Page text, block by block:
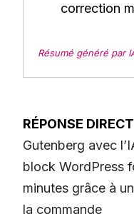
correction
Résumé généré par
RÉPONSE
Gutenberg avec
block WordPress
minutes grâce à
la commande